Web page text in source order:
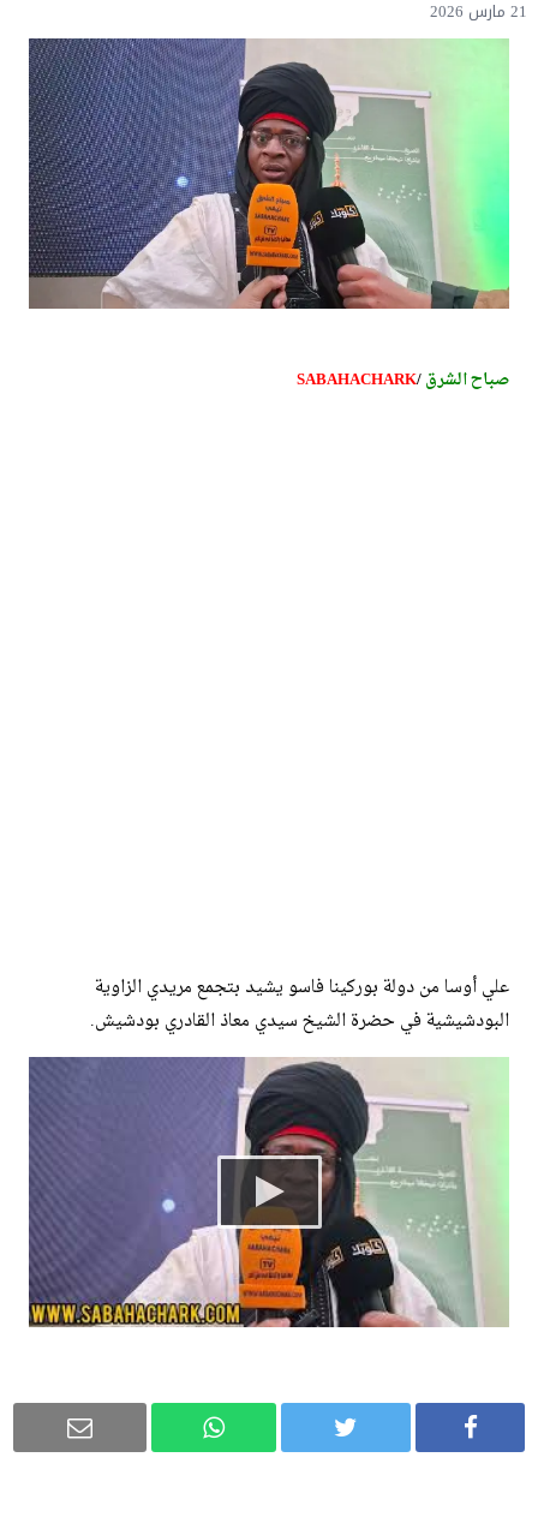
21 مارس 2026
صباح الشرق/
SABAHACHARK
علي أوسا من دولة بوركينا فاسو يشيد بتجمع مريدي الزاوية
البودشيشية في حضرة الشيخ سيدي معاذ القادري بودشيش.